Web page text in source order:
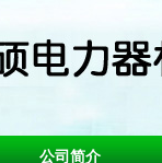
公司简介